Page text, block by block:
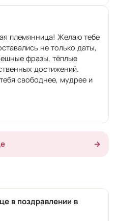
племянница! Желаю тебе
не только даты,
фразы, тёплые
достижений.
свободнее, мудрее и
→
в поздравлении в